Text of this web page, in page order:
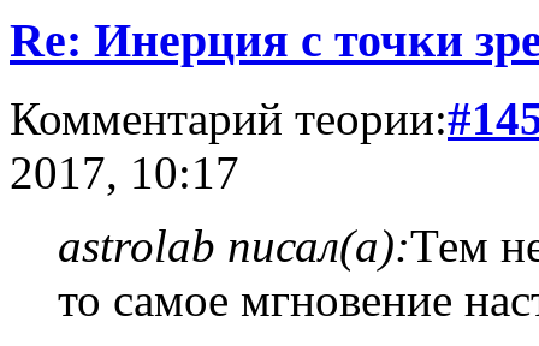
Re: Инерция с точки
Комментарий теории:
2017, 10:17
astrolab писал(а):Тем
то самое мгновение